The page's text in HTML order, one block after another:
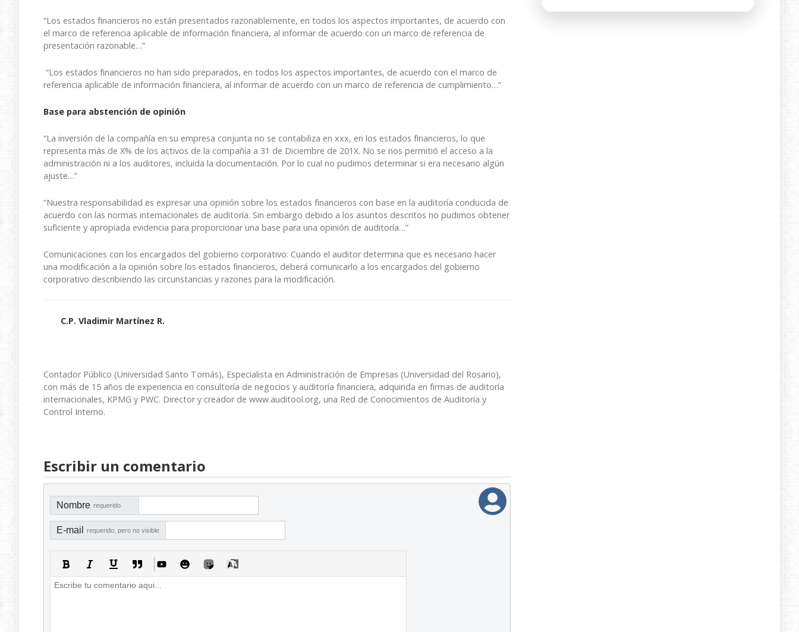
“Los estados financieros no están presentados razonablemente, en todos los aspectos importantes, de acuerdo con
el marco de referencia aplicable de información financiera, al informar de acuerdo con un marco de referencia de
presentación razonable…”
“Los estados financieros no han sido preparados, en todos los aspectos importantes, de acuerdo con el marco de
referencia aplicable de información financiera, al informar de acuerdo con un marco de referencia de cumplimiento…”
Base para abstención de opinión
“La inversión de la compañía en su empresa conjunta no se contabiliza en xxx, en los estados financieros, lo que
representa más de X% de los activos de la compañía a 31 de Diciembre de 201X. No se nos permitió el acceso a la
administración ni a los auditores, incluida la documentación. Por lo cual no pudimos determinar si era necesario algún
ajuste…”
“Nuestra responsabilidad es expresar una opinión sobre los estados financieros con base en la auditoría conducida de
acuerdo con las normas internacionales de auditoría. Sin embargo debido a los asuntos descritos no pudimos obtener
suficiente y apropiada evidencia para proporcionar una base para una opinión de auditoría…”
Comunicaciones con los encargados del gobierno corporativo: Cuando el auditor determina que es necesario hacer
una modificación a la opinión sobre los estados financieros, deberá comunicarlo a los encargados del gobierno
corporativo describiendo las circunstancias y razones para la modificación.
C.P. Vladimir Martínez R.
Contador Público (Universidad Santo Tomás), Especialista en Administración de Empresas (Universidad del Rosario),
con más de 15 años de experiencia en consultoría de negocios y auditoría financiera, adquirida en firmas de auditoría
internacionales, KPMG y PWC. Director y creador de www.auditool.org, una Red de Conocimientos de Auditoría y
Control Interno.
Escribir un comentario
Nombre requerido
E-mail requerido, pero no visible